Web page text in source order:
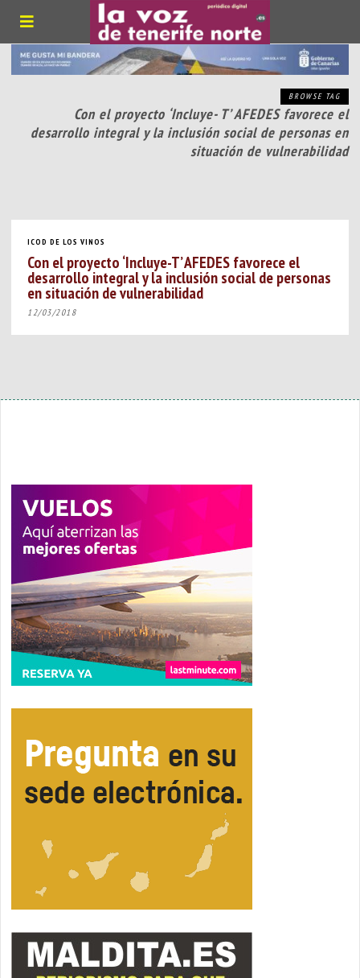
BROWSE TAG
Con el proyecto ‘Incluye- T’ AFEDES favorece el
desarrollo integral y la inclusión social de personas en
situación de vulnerabilidad
ICOD DE LOS VINOS
Con el proyecto ‘Incluye-T’ AFEDES favorece el
desarrollo integral y la inclusión social de personas
en situación de vulnerabilidad
12/03/2018